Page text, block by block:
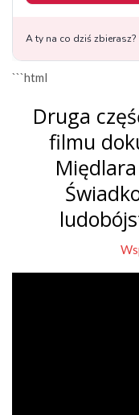
```html
Druga
filmu